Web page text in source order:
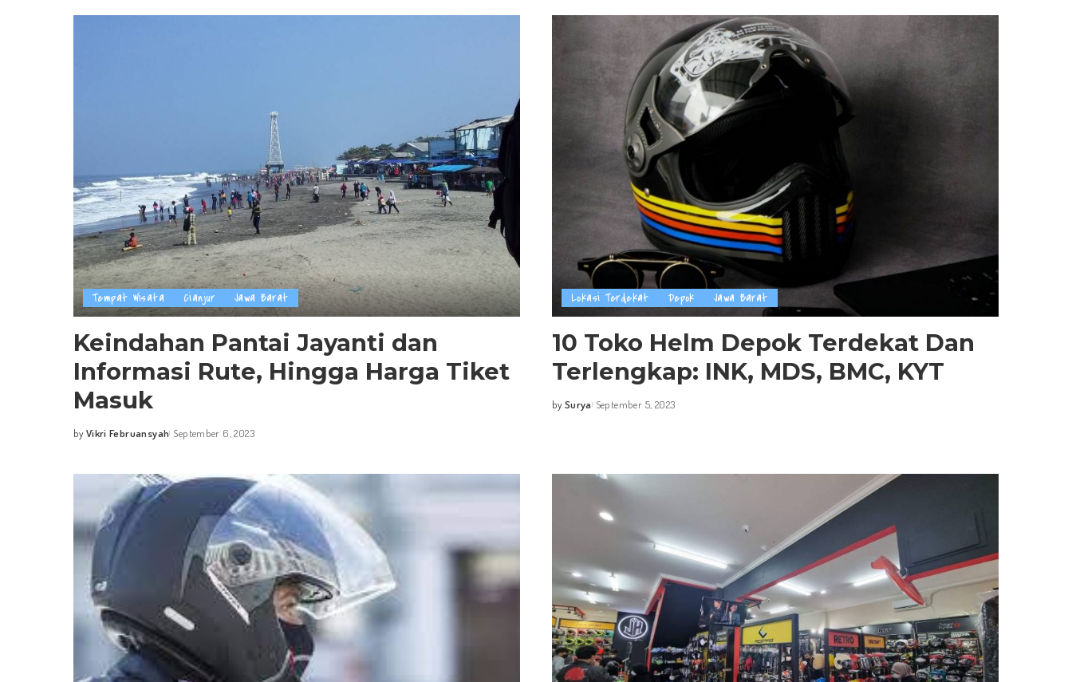
Tempat Wisata Cianjur Jawa Barat
Keindahan Pantai Jayanti dan
Informasi Rute, Hingga Harga Tiket
Masuk
Posted
by Vikri Februansyah September 6, 2023
Lokasi Terdekat Depok Jawa Barat
10 Toko Helm Depok Terdekat Dan
Terlengkap: INK, MDS, BMC, KYT
Posted
by Surya September 5, 2023